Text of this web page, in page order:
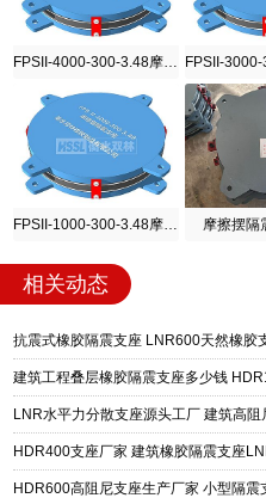
摩擦摆隔
相关动态